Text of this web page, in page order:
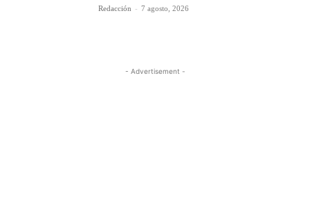
Redacción - 7 agosto, 2026
- Advertisement -